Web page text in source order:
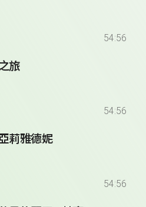
54:56
旅
54:56
莉雅德妮
54:56